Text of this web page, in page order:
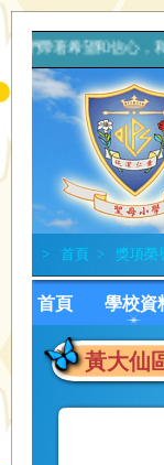
們帶著希望和信心
> 首頁 > 獎項榮
首頁 學校資
黃大仙